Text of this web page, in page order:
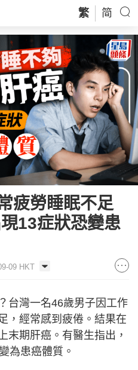
繁 简
疲勞睡眠不足
13症狀恐變患
09 HKT
台灣一名46歲男子因工作
，經常感到疲倦。結果在
末期肝癌。有醫生指出，
為患癌體質。